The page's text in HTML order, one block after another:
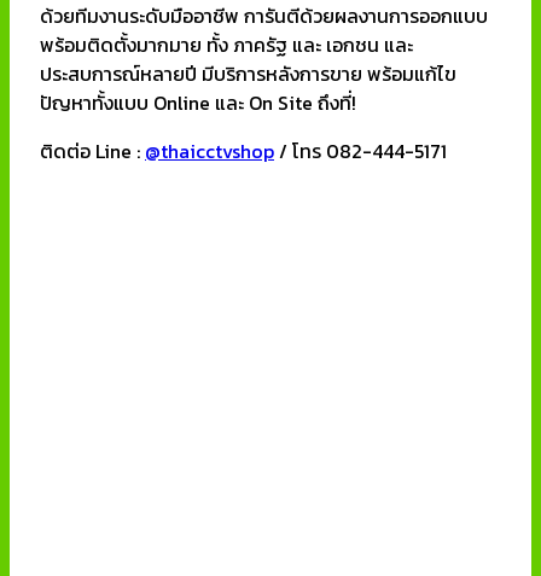
ด้วยทีมงานระดับมืออาชีพ การันตีด้วยผลงานการออกแบบ
พร้อมติดตั้งมากมาย ทั้ง ภาครัฐ และ เอกชน และ
ประสบการณ์หลายปี มีบริการหลังการขาย พร้อมแก้ไข
ปัญหาทั้งแบบ Online และ On Site ถึงที่!
ติดต่อ Line : @thaicctvshop/ โทร 082-444-5171